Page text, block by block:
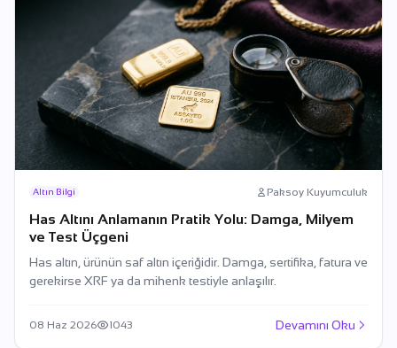
Altın Bilgi Paksoy Kuyumculuk
Has Altını Anlamanın Pratik Yolu: Damga, Milyem
ve Test Üçgeni
Has altın, ürünün saf altın içeriğidir. Damga, sertifika, fatura ve
gerekirse XRF ya da mihenk testiyle anlaşılır.
08 Haz 2026 1043 Devamını Oku